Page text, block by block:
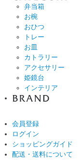
弁当箱
お椀
おひつ
トレー
お皿
カトラリー
アクセサリー
姫鏡台
インテリア
会員登録
ログイン
ショッピングガイド
配送・送料について